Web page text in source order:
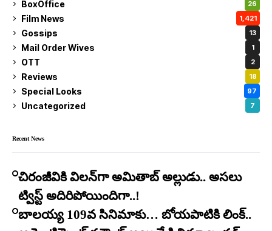
BoxOffice 26
Film News 1,421
Gossips 13
Mail Order Wives 1
OTT 2
Reviews 18
Special Looks 97
Uncategorized 7
Recent News
చిరంజీవికి విలన్‌గా అమితాబ్ అల్లుడు.. అసలు
ట్విస్ట్ అదిరిపోయిందిగా..!
బాలయ్య 109వ సినిమాకు… బోయపాటికి లింక్..